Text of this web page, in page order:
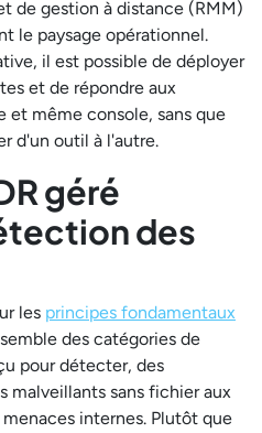
de gestion à distance (RMM)
le paysage opérationnel.
il est possible de déployer
et de répondre aux
et même console, sans que
d'un outil à l'autre.
géré
des
les principes fondamentaux
des catégories de
pour détecter, des
malveillants sans fichier aux
internes. Plutôt que